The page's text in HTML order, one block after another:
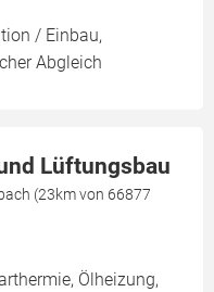
/ Einbau,
Abgleich
Lüftungsbau
(23km von 66877
Ölheizung,